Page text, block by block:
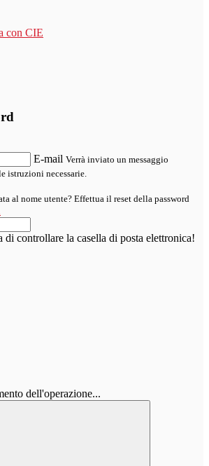
con CIE
E-mail Verrà inviato un messaggio
istruzioni necessarie.
al nome utente? Effettua il reset della password
di controllare la casella di posta elettronica!
dell'operazione...